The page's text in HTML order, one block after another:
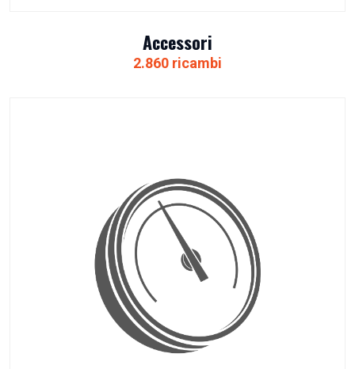
Accessori
2.860 ricambi